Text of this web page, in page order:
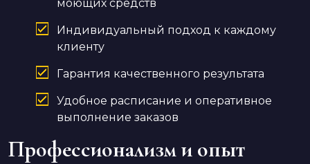
моющих средств
Индивидуальный подход к каждому
клиенту
Гарантия качественного результата
Удобное расписание и оперативное
выполнение заказов
Профессионализм и опыт